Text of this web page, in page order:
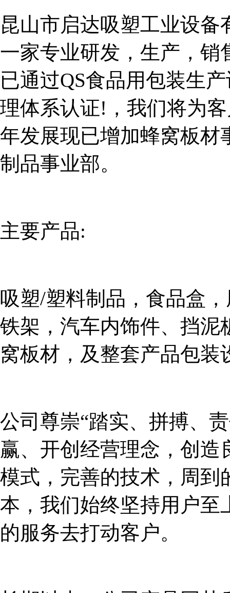
昆山市启达吸塑工业设备
一家专业研发，生产，销
已通过QS食品用包装生
理体系认证!，我们将为
年发展现已增加蜂窝板材
制品事业部。
主要产品:
吸塑/塑料制品，食品盒
铁架，汽车内饰件、挡泥
窝板材，及整套产品包装
公司尊崇“踏实、拼搏、
赢、开创经营理念，创
模式，完善的技术，周到
本，我们始终坚持用户至
的服务去打动客户。